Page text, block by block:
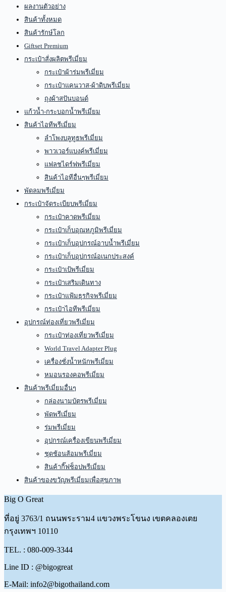
ผลงานตัวอย่าง
สินค้าทั้งหมด
สินค้ารักษ์โลก
Giftset Premium
กระเป๋าสั่งผลิตพรีเมี่ยม
กระเป๋าผ้าร่มพรีเมี่ยม
กระเป๋าแคนวาส-ผ้าดิบพรีเมี่ยม
ถุงผ้าสปันบอนด์
แก้วน้ำ-กระบอกน้ำพรีเมี่ยม
สินค้าไอทีพรีเมี่ยม
ลำโพงบลูทูธพรีเมี่ยม
พาวเวอร์แบงค์พรีเมี่ยม
แฟลชไดร์ฟพรีเมี่ยม
สินค้าไอทีอื่นๆพรีเมี่ยม
พัดลมพรีเมี่ยม
กระเป๋าจัดระเบียบพรีเมี่ยม
กระเป๋าคาดพรีเมี่ยม
กระเป๋าเก็บอุณหภูมิพรีเมี่ยม
กระเป๋าเก็บอุปกรณ์อาบน้ำพรีเมี่ยม
กระเป๋าเก็บอุปกรณ์อเนกประสงค์
กระเป๋าเป้พรีเมี่ยม
กระเป๋าเสริมเดินทาง
กระเป๋าแฟ้มธุรกิจพรีเมี่ยม
กระเป๋าไอทีพรีเมี่ยม
อุปกรณ์ท่องเที่ยวพรีเมี่ยม
กระเป๋าท่องเที่ยวพรีเมี่ยม
World Travel Adapter Plug
เครื่องชั่งน้ำหนักพรีเมี่ยม
หมอนรองคอพรีเมี่ยม
สินค้าพรีเมี่ยมอื่นๆ
กล่องนามบัตรพรีเมี่ยม
พัดพรีเมี่ยม
ร่มพรีเมี่ยม
อุปกรณ์เครื่องเขียนพรีเมี่ยม
ชุดช้อนส้อมพรีเมี่ยม
สินค้ากิ๊ฟช็อปพรีเมี่ยม
สินค้าของขวัญพรีเมี่ยมเพื่อสุขภาพ
Big O Great
ที่อยู่ 3763/1 ถนนพระราม4 แขวงพระโขนง เขตคลองเตย
กรุงเทพฯ 10110
TEL. : 080-009-3344
Line ID : @bigogreat
E-Mail: info2@bigothailand.com